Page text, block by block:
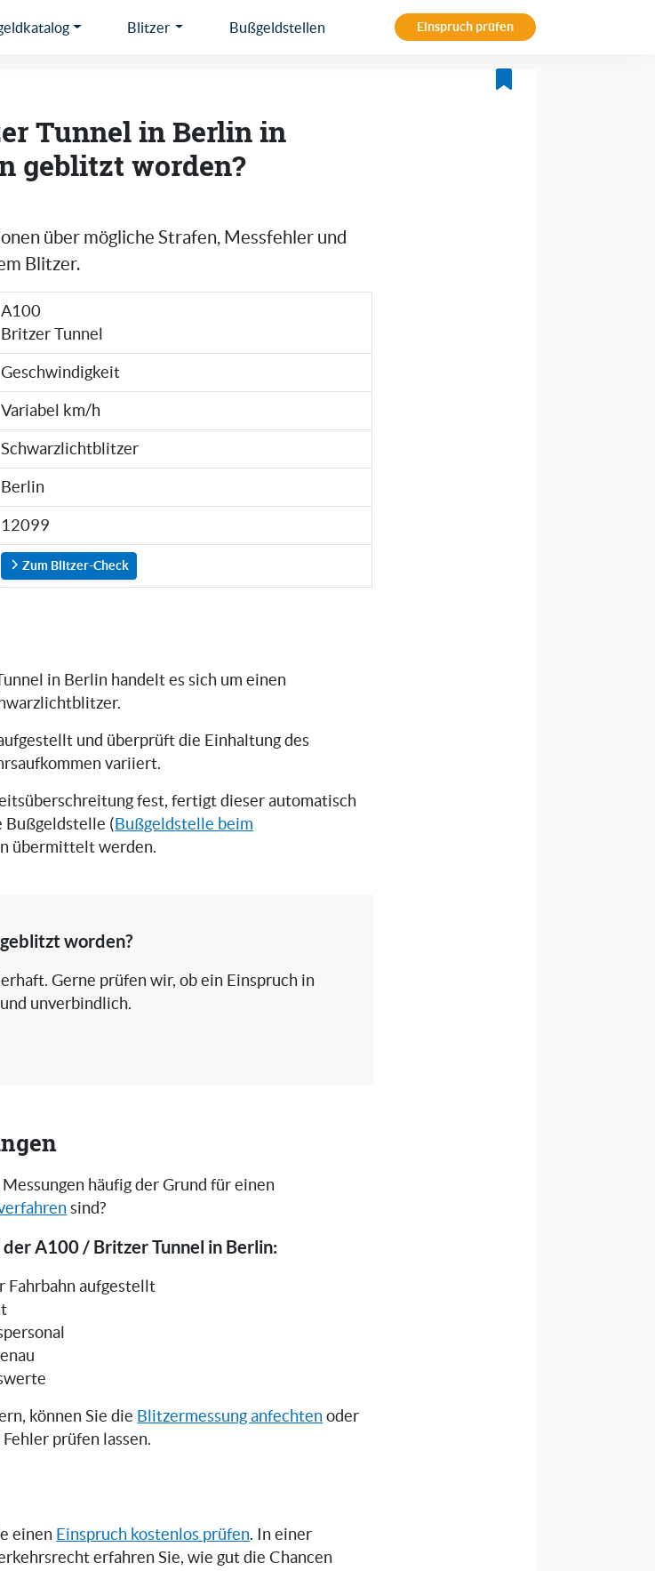
Blitzer Bußgeldstellen Einspruch prüfen
Tunnel in Berlin in
geblitzt worden?
über mögliche Strafen, Messfehler und
Blitzer.
A100
Britzer Tunnel
Geschwindigkeit
Variabel km/h
Schwarzlichtblitzer
Berlin
12099
Zum Blitzer-Check
in Berlin handelt es sich um einen
und überprüft die Einhaltung des
variiert.
fest, fertigt dieser automatisch
Bußgeldstelle ( Bußgeldstelle beim
übermittelt werden.
worden?
Gerne prüfen wir, ob ein Einspruch in
unverbindlich.
häufig der Grund für einen
sind?
A100 / Britzer Tunnel in Berlin:
Fahrbahn aufgestellt
können Sie die Blitzermessung anfechten oder
prüfen lassen.
einen Einspruch kostenlos prüfen. In einer
erfahren Sie, wie gut die Chancen